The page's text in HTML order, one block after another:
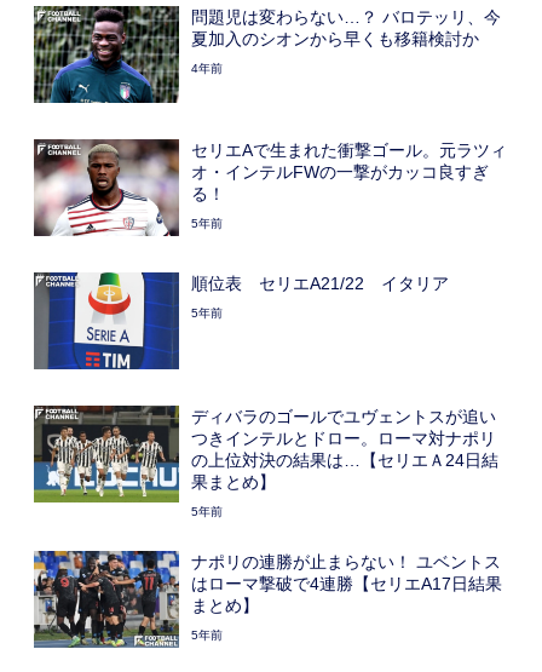
問題児は変わらない…？ バロテッリ、今
夏加入のシオンから早くも移籍検討か
4年前
セリエAで生まれた衝撃ゴール。元ラツィ
オ・インテルFWの一撃がカッコ良すぎ
る！
5年前
順位表 セリエA21/22 イタリア
5年前
ディバラのゴールでユヴェントスが追い
つきインテルとドロー。ローマ対ナポリ
の上位対決の結果は…【セリエＡ24日結
果まとめ】
5年前
ナポリの連勝が止まらない！ ユベントス
はローマ撃破で4連勝【セリエA17日結果
まとめ】
5年前